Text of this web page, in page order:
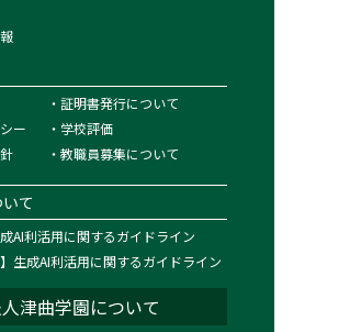
・証明書発行について
ー ・ 学校評価
・教職員募集について
て
AI利活用に関するガイドライン
生成AI利活用に関するガイドライン
津曲学園について